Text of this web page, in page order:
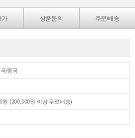
가 상품문의 주문/배송
/중국
원 (200,000원 이상 무료배송)